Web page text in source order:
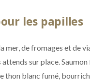
les papilles
mer, de fromages et de
attends sur place.
thon blanc fumé,